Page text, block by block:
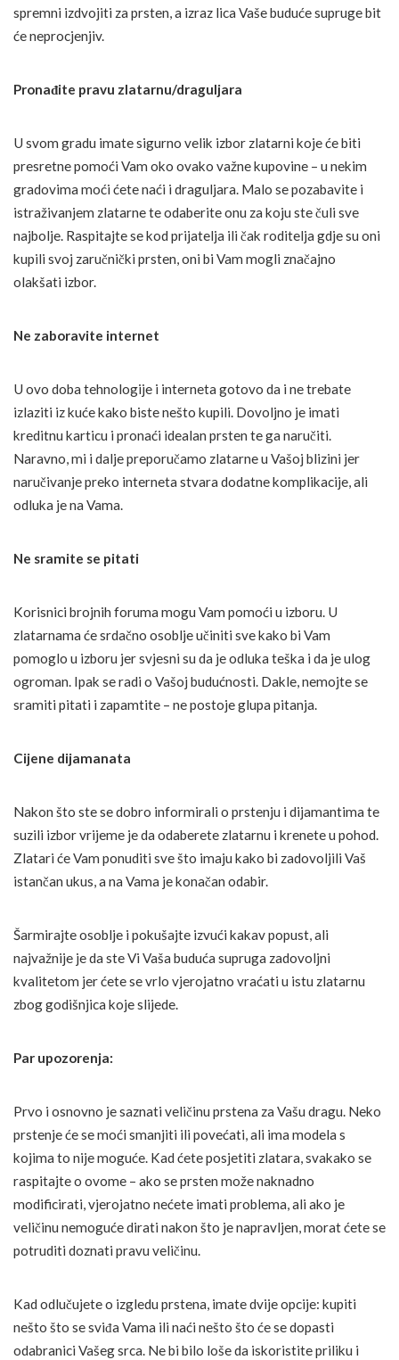
spremni izdvojiti za prsten, a izraz lica Vaše buduće supruge bit
će neprocjenjiv.
Pronađite pravu zlatarnu/draguljara
U svom gradu imate sigurno velik izbor zlatarni koje će biti
presretne pomoći Vam oko ovako važne kupovine – u nekim
gradovima moći ćete naći i draguljara. Malo se pozabavite i
istraživanjem zlatarne te odaberite onu za koju ste čuli sve
najbolje. Raspitajte se kod prijatelja ili čak roditelja gdje su oni
kupili svoj zaručnički prsten, oni bi Vam mogli značajno
olakšati izbor.
Ne zaboravite internet
U ovo doba tehnologije i interneta gotovo da i ne trebate
izlaziti iz kuće kako biste nešto kupili. Dovoljno je imati
kreditnu karticu i pronaći idealan prsten te ga naručiti.
Naravno, mi i dalje preporučamo zlatarne u Vašoj blizini jer
naručivanje preko interneta stvara dodatne komplikacije, ali
odluka je na Vama.
Ne sramite se pitati
Korisnici brojnih foruma mogu Vam pomoći u izboru. U
zlatarnama će srdačno osoblje učiniti sve kako bi Vam
pomoglo u izboru jer svjesni su da je odluka teška i da je ulog
ogroman. Ipak se radi o Vašoj budućnosti. Dakle, nemojte se
sramiti pitati i zapamtite – ne postoje glupa pitanja.
Cijene dijamanata
Nakon što ste se dobro informirali o prstenju i dijamantima te
suzili izbor vrijeme je da odaberete zlatarnu i krenete u pohod.
Zlatari će Vam ponuditi sve što imaju kako bi zadovoljili Vaš
istančan ukus, a na Vama je konačan odabir.
Šarmirajte osoblje i pokušajte izvući kakav popust, ali
najvažnije je da ste Vi Vaša buduća supruga zadovoljni
kvalitetom jer ćete se vrlo vjerojatno vraćati u istu zlatarnu
zbog godišnjica koje slijede.
Par upozorenja:
Prvo i osnovno je saznati veličinu prstena za Vašu dragu. Neko
prstenje će se moći smanjiti ili povećati, ali ima modela s
kojima to nije moguće. Kad ćete posjetiti zlatara, svakako se
raspitajte o ovome – ako se prsten može naknadno
modificirati, vjerojatno nećete imati problema, ali ako je
veličinu nemoguće dirati nakon što je napravljen, morat ćete se
potruditi doznati pravu veličinu.
Kad odlučujete o izgledu prstena, imate dvije opcije: kupiti
nešto što se sviđa Vama ili naći nešto što će se dopasti
odabranici Vašeg srca. Ne bi bilo loše da iskoristite priliku i